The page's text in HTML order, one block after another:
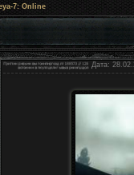
7: Online
Дата: